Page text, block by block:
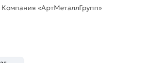
«АртМеталлГрупп»